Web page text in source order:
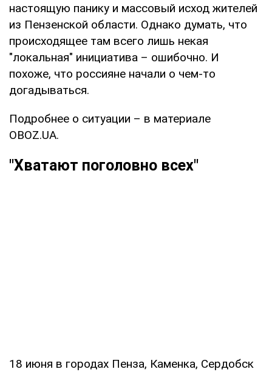
настоящую панику и массовый исход жителей
из Пензенской области. Однако думать, что
происходящее там всего лишь некая
"локальная" инициатива – ошибочно. И
похоже, что россияне начали о чем-то
догадываться.
Подробнее о ситуации – в материале
OBOZ.UA.
"Хватают поголовно всех"
18 июня в городах Пенза, Каменка, Сердобск